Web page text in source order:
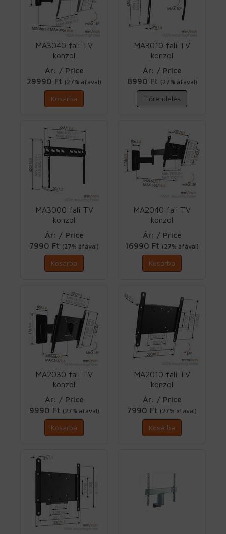
MA3040 fali TV
konzol
VESA400X400 2
karos Vogels
Ár: / Price
29990 Ft (27% áfával)
Kosárba
MA3010 fali TV
konzol
VESA400X400
dönthető Vogels
Ár: / Price
8990 Ft (27% áfával)
Előrendelés
MA3000 fali TV
konzol
VESA400X400 fix
Vogels
Ár: / Price
7990 Ft (27% áfával)
Kosárba
MA2040 fali TV
konzol
VESA200X200 2
karos Vogels
Ár: / Price
16990 Ft (27% áfával)
Kosárba
MA2030 fali TV
konzol
VESA200X200 1
karos Vogels
Ár: / Price
9990 Ft (27% áfával)
Kosárba
MA2010 fali TV
konzol
VESA200X200
dönthető Vogels
Ár: / Price
7990 Ft (27% áfával)
Kosárba